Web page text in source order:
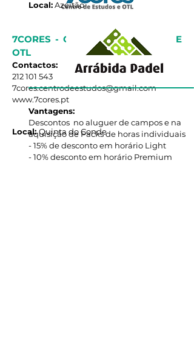
7CORES - CENTRO DE ESTUDOS E
OTL
Contactos:
212 101 543
7cores.centrodeestudos@gmail.com
www.7cores.pt
Local:Quinta do Conde
Local:Azeitão
Vantagens:
Descontos no aluguer de campos e na
aquisição de Packs de horas individuais
- 15% de desconto em horário Light
- 10% desconto em horário Premium